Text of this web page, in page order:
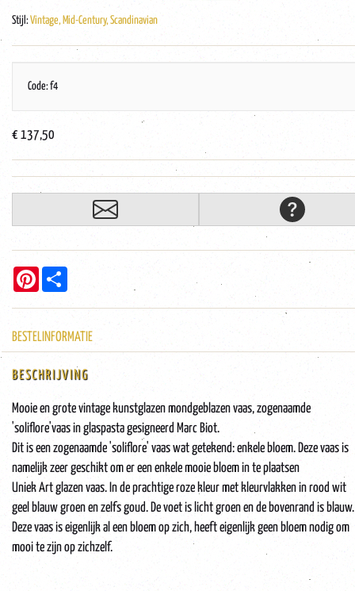
Stijl:Vintage, Mid-Century, Scandinavian
Code: f4
€ 137,50
Pinterest
BESTELINFORMATIE
BESCHRIJVING
Mooie en grote vintage kunstglazen mondgeblazen vaas, zogenaamde
'soliflore'vaas in glaspasta gesigneerd Marc Biot.
Dit is een zogenaamde 'soliflore' vaas wat getekend: enkele bloem. Deze vaas is
namelijk zeer geschikt om er een enkele mooie bloem in te plaatsen
Uniek Art glazen vaas. In de prachtige roze kleur met kleurvlakken in rood wit
geel blauw groen en zelfs goud. De voet is licht groen en de bovenrand is blauw.
Deze vaas is eigenlijk al een bloem op zich, heeft eigenlijk geen bloem nodig om
mooi te zijn op zichzelf.